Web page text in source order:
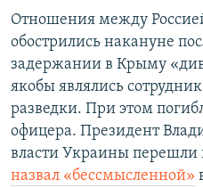
Отношения между
обострились накануне
задержании в Крыму
якобы являлись
разведки. При этом
офицера. Президент
власти Украины перешли
назвал «бессмысленной»